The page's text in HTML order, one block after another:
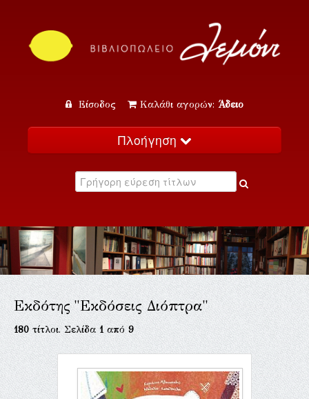
Είσοδος Καλάθι αγορών: Άδειο
Πλοήγηση
Κατάλογος
Εκδηλώσεις
Επικοινωνία
Εκδότης "Εκδόσεις Διόπτρα"
180τίτλοι. Σελίδα1από9